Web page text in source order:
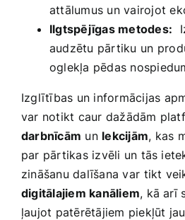
attālumus un vairojot
Ilgtspējīgas metodes:
audzētu pārtiku un⁣
oglekļa pēdas
Izglītības un informācijas
var notikt caur dažādām
darbnīcām un‍ lekcijām, kas
par pārtikas izvēli un tās
zināšanu dalīšana var ⁢tikt
digitālajiem kanāliem, kā arī
ļaujot patērētājiem piekļūt‍